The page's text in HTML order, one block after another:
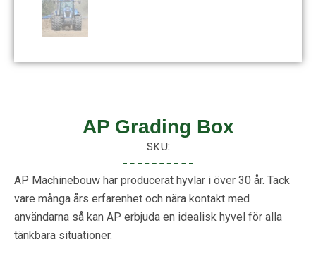
AP Grading Box
SKU:
AP Machinebouw har producerat hyvlar i över 30 år. Tack
vare många års erfarenhet och nära kontakt med
användarna så kan AP erbjuda en idealisk hyvel för alla
tänkbara situationer.